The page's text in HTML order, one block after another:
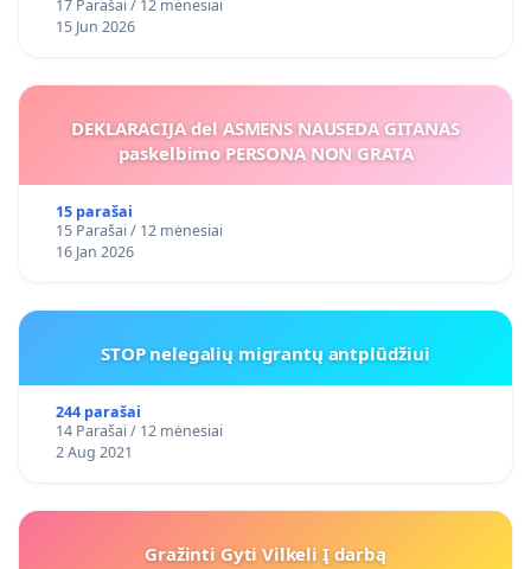
17 Parašai / 12 mėnesiai
15 Jun 2026
DEKLARACIJA del ASMENS NAUSEDA GITANAS
paskelbimo PERSONA NON GRATA
15 parašai
15 Parašai / 12 mėnesiai
16 Jan 2026
STOP nelegalių migrantų antplūdžiui
244 parašai
14 Parašai / 12 mėnesiai
2 Aug 2021
Gražinti Gyti Vilkeli Į darbą